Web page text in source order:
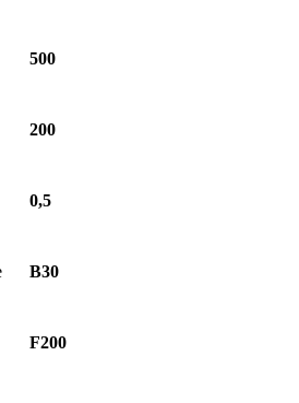
500
200
0,5
B30
F200